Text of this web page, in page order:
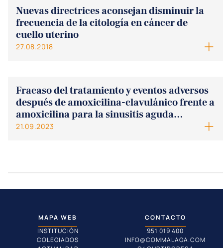
Nuevas directrices aconsejan disminuir la
frecuencia de la citología en cáncer de
cuello uterino
27.08.2018
Fracaso del tratamiento y eventos adversos
después de amoxicilina-clavulánico frente a
amoxicilina para la sinusitis aguda
pediátrica
21.09.2023
MAPA WEB
INSTITUCIÓN
COLEGIADOS
CONTACTO
951 019 400
INFO@COMMALAGA.COM